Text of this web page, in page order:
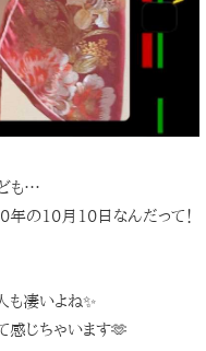
も…
年の10月10日なんだって！
も凄いよね✨
感じちゃいます🫶